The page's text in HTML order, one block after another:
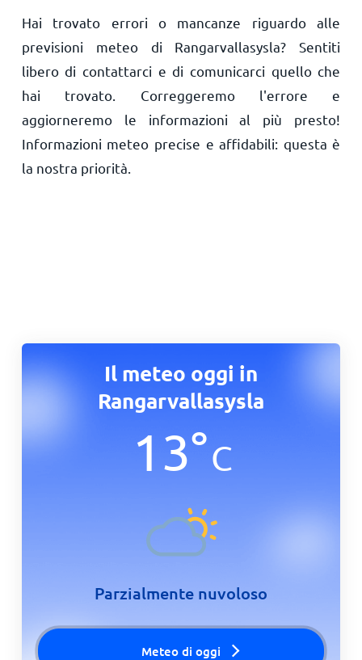
Hai trovato errori o mancanze riguardo alle
previsioni meteo di Rangarvallasysla? Sentiti
libero di contattarci e di comunicarci quello che
hai trovato. Correggeremo l'errore e
aggiorneremo le informazioni al più presto!
Informazioni meteo precise e affidabili: questa è
la nostra priorità.
Il meteo oggi in
Rangarvallasysla
13°C
Parzialmente nuvoloso
Meteo di oggi